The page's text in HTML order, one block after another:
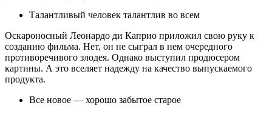
Талантливый человек талантлив во всем
Оскароносный Леонардо ди Каприо приложил свою руку к
созданию фильма. Нет, он не сыграл в нем очередного
противоречивого злодея. Однако выступил продюсером
картины. А это вселяет надежду на качество выпускаемого
продукта.
Все новое — хорошо забытое старое